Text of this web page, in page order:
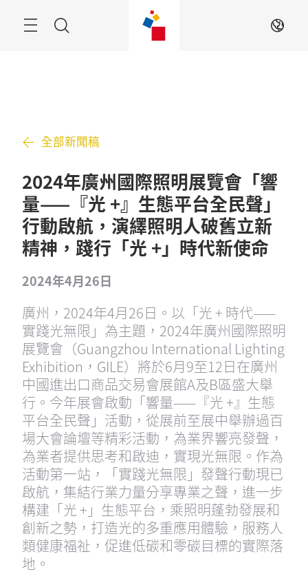
ZH
全部新聞稿
2024年廣州國際照明展覽會「響
量——『光 +』生態平台全民聲」
行動啟航，演繹照明人破舊立新
精神，踐行「光 +」時代新使命
2024年4月26日
廣州，2024年4月26日。以「光 + 時代——
實踐光無限」為主題，2024年廣州國際照明
展覽會（Guangzhou International Lighting
Exhibition，GILE）將於6月9至12日在廣州
中國進出口商品交易會展館A及B區盛大舉
行。今年展會啟動「響量——『光 +』生態
平台全民聲」活動，從展前至展中舉辦過百
場大會論壇等精彩活動，為業界響亮發聲，
為業者提供思考和啟迪，實現光無限。作為
活動第一站，「實踐光無限」發聲行動現已
啟航，集結行業力量分享專業之聲，進一步
構建「光 +」生態平台，乘照明蓬勃發展和
創新之勢，打造光的多重應用體驗，服務人
類健康福祉，促進低碳和零碳目標的實際落
地。